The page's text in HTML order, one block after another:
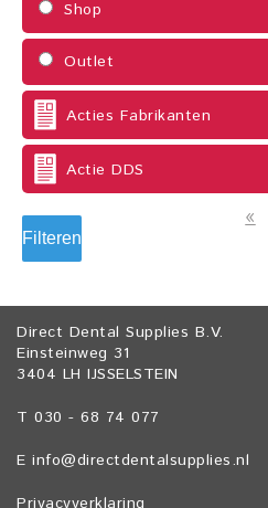
Shop
Outlet
Acties Fabrikanten
Actie DDS
Filteren
«
Direct Dental Supplies B.V.
Einsteinweg 31
3404 LH IJSSELSTEIN
T 030 - 68 74 077
E info@directdentalsupplies.nl
Privacyverklaring